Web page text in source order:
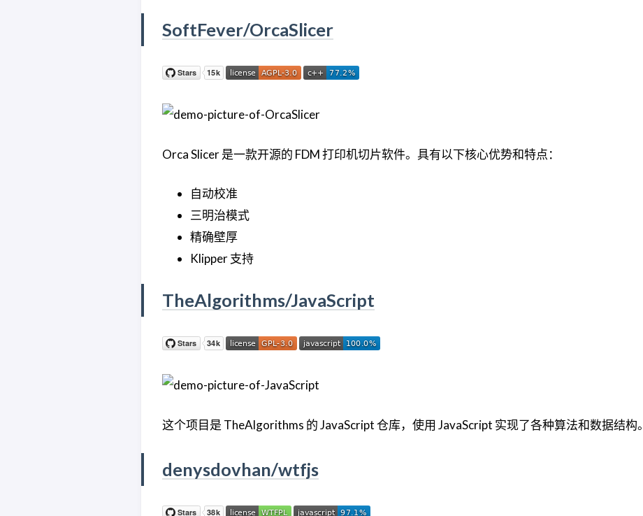
SoftFever/OrcaSlicer
Orca Slicer 是一款开源的 FDM 打印机切片软件。具有以下核心优势和特点：
自动校准
三明治模式
精确壁厚
Klipper 支持
TheAlgorithms/JavaScript
这个项目是 TheAlgorithms 的 JavaScript 仓库，使用 JavaScript 实现了各种算法和数据结构。
denysdovhan/wtfjs